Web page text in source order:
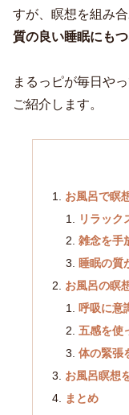
すが、瞑想を組み
質の良い睡眠にも
まるっピが毎日や
ご紹介します。
お風呂で瞑
リラック
雑念を手
睡眠の質
お風呂の瞑
呼吸に意
五感を使
体の緊張
お風呂瞑想
まとめ